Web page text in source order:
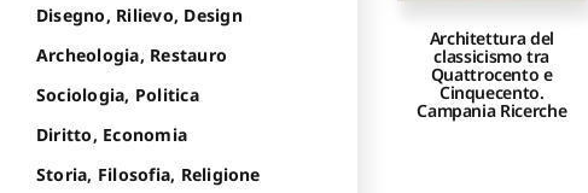
Architettura del
classicismo tra
Quattrocento e
Cinquecento.
Campania Ricerche
Disegno, Rilievo, Design
Archeologia, Restauro
Sociologia, Politica
Diritto, Economia
Storia, Filosofia, Religione